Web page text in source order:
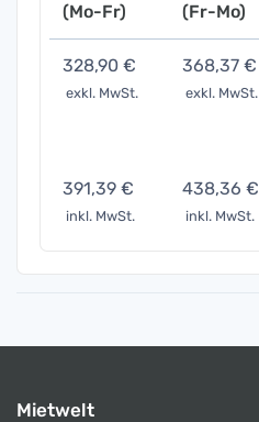
(Mo-Fr)
(Fr-Mo)
328,90 €
exkl. MwSt.
368,37 €
exkl. MwSt.
391,39 €
inkl. MwSt.
438,36 €
inkl. MwSt.
Mietwelt